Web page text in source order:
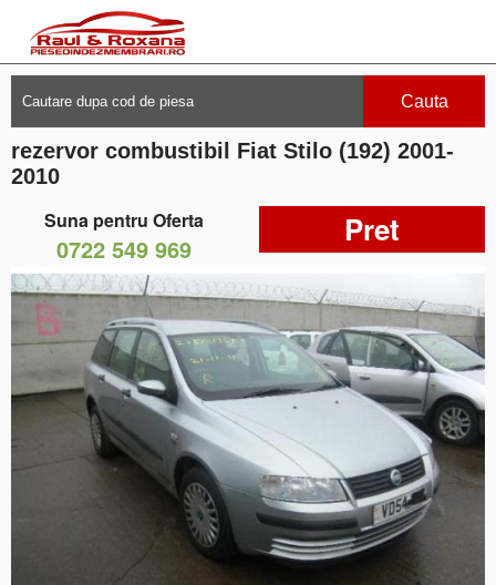
Cauta
rezervor combustibil Fiat Stilo (192) 2001-
2010
Suna pentru Oferta
0722 549 969 Pret